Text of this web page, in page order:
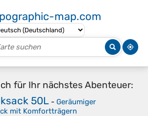
map.com
für Ihr nächstes Abenteuer:
50L - Geräumiger
mit Komfortträgern